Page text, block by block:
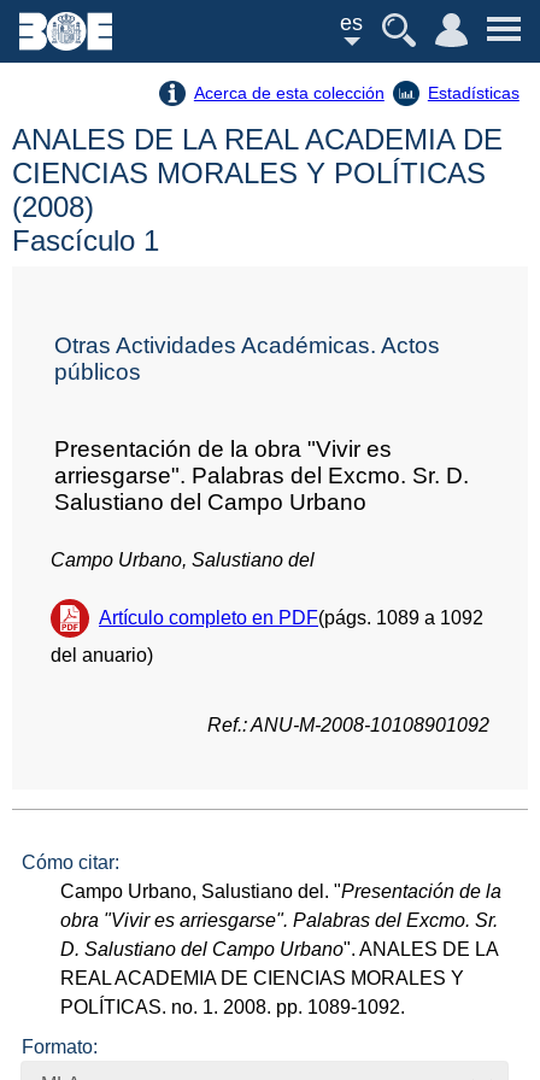
es
Acerca de esta colección Estadísticas
ANALES DE LA REAL ACADEMIA DE
CIENCIAS MORALES Y POLÍTICAS
(2008)
Fascículo 1
Otras Actividades Académicas. Actos
públicos
Presentación de la obra "Vivir es
arriesgarse". Palabras del Excmo. Sr. D.
Salustiano del Campo Urbano
Campo Urbano, Salustiano del
Artículo completo en PDF(págs. 1089 a 1092
del anuario)
Ref.: ANU-M-2008-10108901092
Cómo citar:
Campo Urbano, Salustiano del. "Presentación de la
obra "Vivir es arriesgarse". Palabras del Excmo. Sr.
D. Salustiano del Campo Urbano". ANALES DE LA
REAL ACADEMIA DE CIENCIAS MORALES Y
POLÍTICAS. no. 1. 2008. pp. 1089-1092.
Formato: